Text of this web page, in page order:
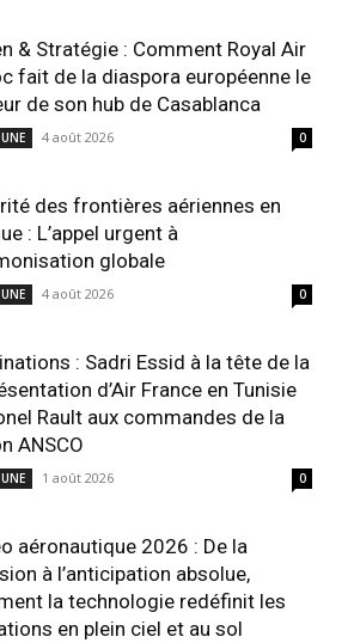
& Stratégie : Comment Royal Air
fait de la diaspora européenne le
de son hub de Casablanca
4 août 2026 0
des frontières aériennes en
: L’appel urgent à
globale
4 août 2026 0
: Sadri Essid à la tête de la
d’Air France en Tunisie
Rault aux commandes de la
ANSCO
1 août 2026 0
aéronautique 2026 : De la
à l’anticipation absolue,
la technologie redéfinit les
en plein ciel et au sol